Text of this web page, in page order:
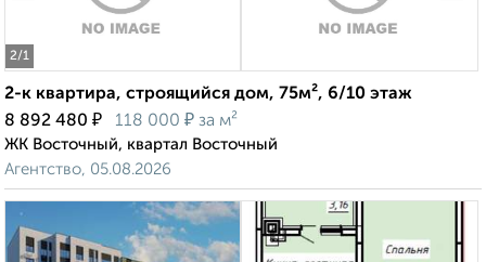
2/1
2-к квартира, строящийся дом, 75м², 6/10 этаж
8 892 480 ₽ 118 000 ₽ за м²
ЖК Восточный, квартал Восточный
Агентство, 05.08.2026